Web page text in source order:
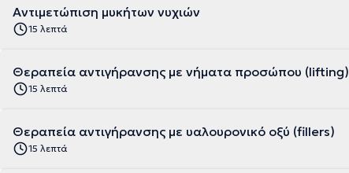
Αντιμετώπιση μυκήτων νυχιών
15 λεπτά
Θεραπεία αντιγήρανσης με νήματα προσώπου (lifting)
15 λεπτά
Θεραπεία αντιγήρανσης με υαλουρονικό οξύ (fillers)
15 λεπτά